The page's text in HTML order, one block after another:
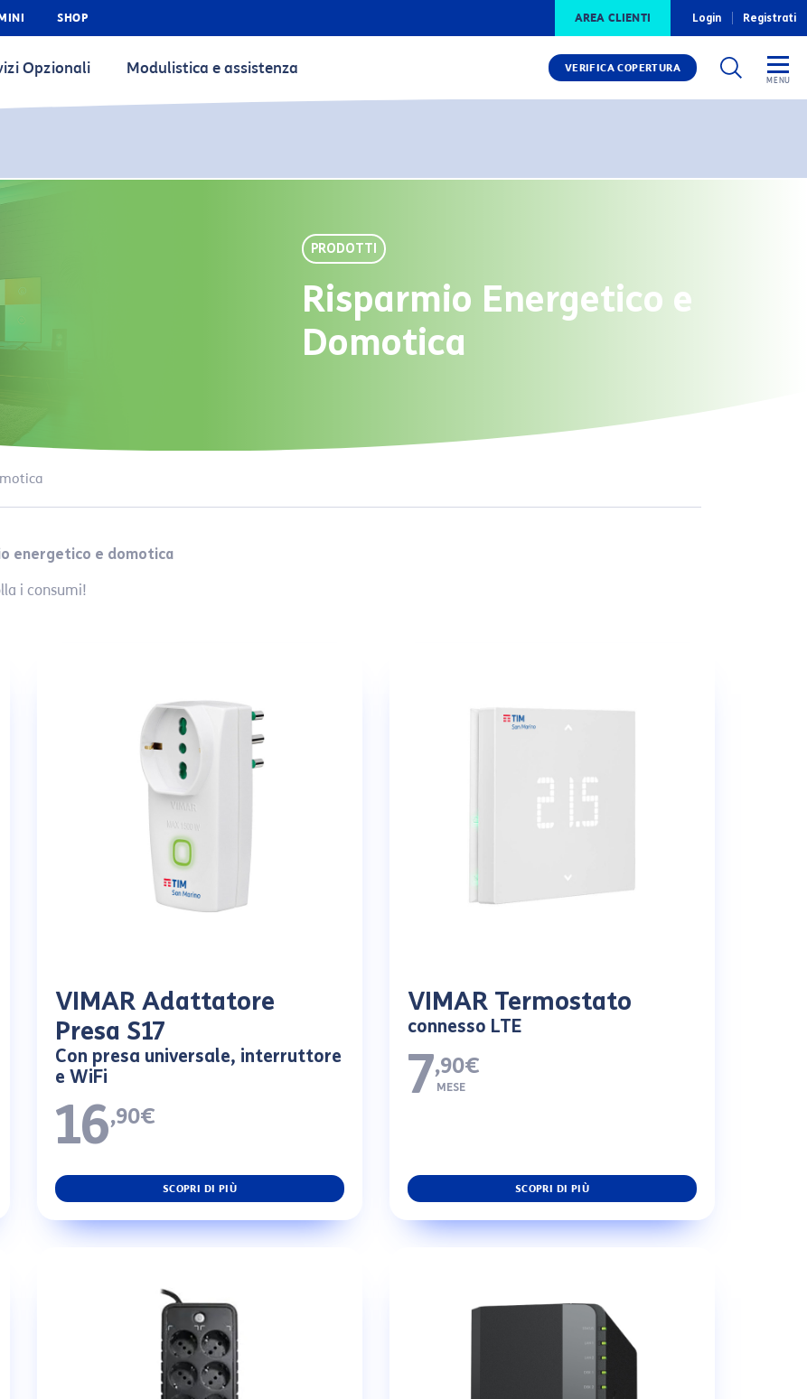
SHOP AREA CLIENTI Login Registrati
Opzionali Modulistica e assistenza VERIFICA COPERTURA
PRODOTTI
Risparmio Energetico e
Domotica
energetico e domotica
i consumi!
VIMAR Adattatore
Presa S17
Con presa universale, interruttore
e WiFi
16,90€
SCOPRI DI PIÙ
VIMAR Termostato
connesso LTE
7,90€
MESE
SCOPRI DI PIÙ